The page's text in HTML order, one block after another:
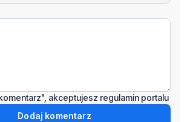
akceptujesz regulamin portalu
Dodaj komentarz